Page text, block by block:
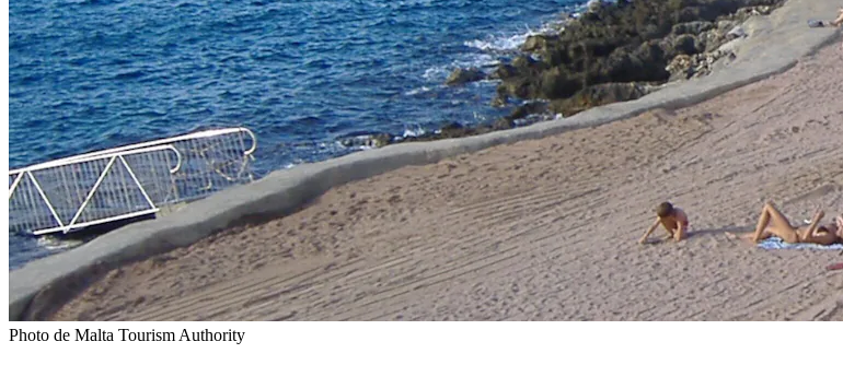
Photo de Malta Tourism Authority